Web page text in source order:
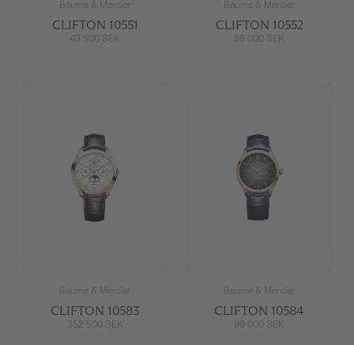
Baume & Mercier
CLIFTON 10551
43 500 SEK
Baume & Mercier
CLIFTON 10552
58 000 SEK
Baume & Mercier
CLIFTON 10583
352 500 SEK
Baume & Mercier
CLIFTON 10584
99 000 SEK